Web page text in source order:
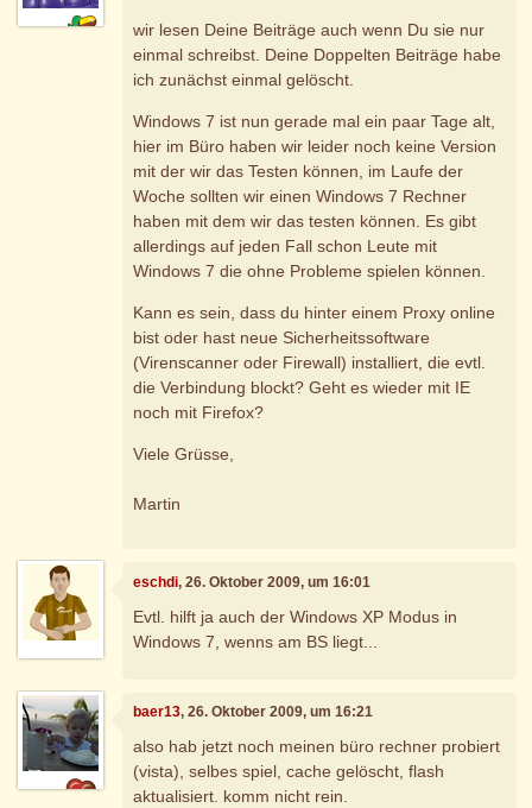
wir lesen Deine Beiträge auch wenn Du sie nur
einmal schreibst. Deine Doppelten Beiträge habe
ich zunächst einmal gelöscht.
Windows 7 ist nun gerade mal ein paar Tage alt,
hier im Büro haben wir leider noch keine Version
mit der wir das Testen können, im Laufe der
Woche sollten wir einen Windows 7 Rechner
haben mit dem wir das testen können. Es gibt
allerdings auf jeden Fall schon Leute mit
Windows 7 die ohne Probleme spielen können.
Kann es sein, dass du hinter einem Proxy online
bist oder hast neue Sicherheitssoftware
(Virenscanner oder Firewall) installiert, die evtl.
die Verbindung blockt? Geht es wieder mit IE
noch mit Firefox?
Viele Grüsse,
Martin
eschdi, 26. Oktober 2009, um 16:01
Evtl. hilft ja auch der Windows XP Modus in
Windows 7, wenns am BS liegt...
baer13, 26. Oktober 2009, um 16:21
also hab jetzt noch meinen büro rechner probiert
(vista), selbes spiel, cache gelöscht, flash
aktualisiert. komm nicht rein.